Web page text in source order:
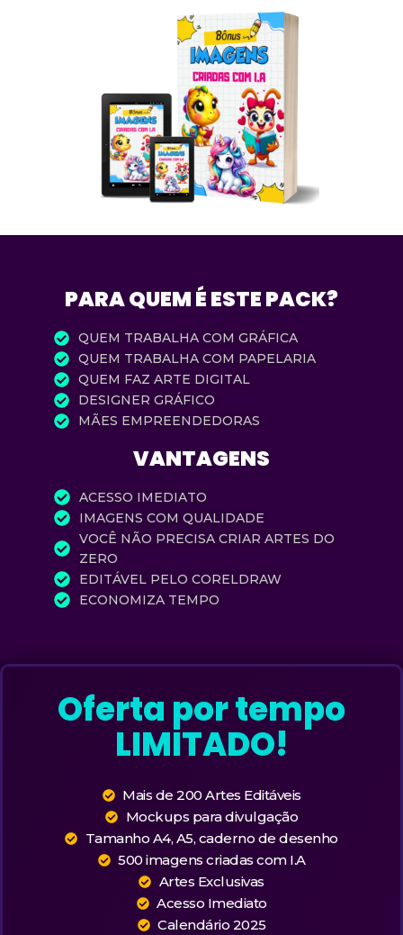
PARA QUEM É ESTE PACK?
QUEM TRABALHA COM GRÁFICA
QUEM TRABALHA COM PAPELARIA
QUEM FAZ ARTE DIGITAL
DESIGNER GRÁFICO
MÃES EMPREENDEDORAS
VANTAGENS
ACESSO IMEDIATO
IMAGENS COM QUALIDADE
VOCÊ NÃO PRECISA CRIAR ARTES DO
ZERO
EDITÁVEL PELO CORELDRAW
ECONOMIZA TEMPO
Oferta por tempo
LIMITADO!
Mais de 200 Artes Editáveis
Mockups para divulgação
Tamanho A4, A5, caderno de desenho
500 imagens criadas com I.A
Artes Exclusivas
Acesso Imediato
Calendário 2025